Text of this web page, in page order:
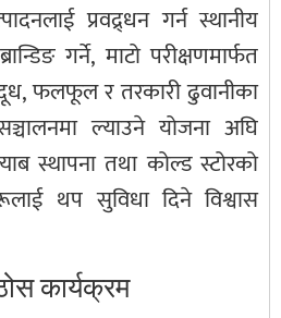
प्रवद्र्धन गर्न स्थानीय
गर्ने, माटो परीक्षणमार्फत
दूध, फलफूल र तरकारी ढुवानीका
ल्याउने योजना अघि
स्थापना तथा कोल्ड स्टोरको
थप सुविधा दिने विश्वास
कार्यक्रम